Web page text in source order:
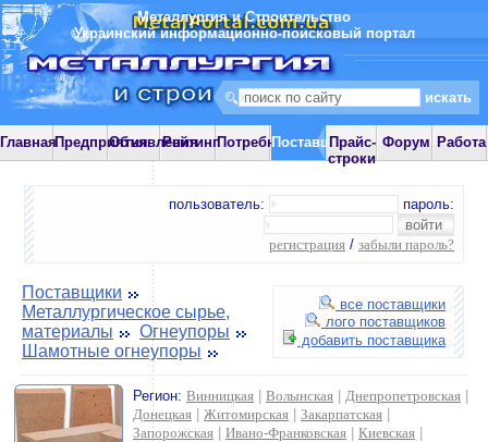
Металлургия и Строительство
Украинский информационно-поисковый портал
ГлавнаяПредприятияОбъявления
РейтингПотребностиПоставщики
Прайс-
строки
Форум Работа
пользователь: пароль:
регистрация / забыли пароль?
все поставщики
лого поставщиков
добавить поставщика
Поставщики
Металлургическое сырье,
материалы
Огнеупоры
Шамотные огнеупоры
Регион: Винницкая Волынская Днепропетровская
Донецкая
Житомирская Закарпатская
Запорожская
Ивано-Франковская Киевская